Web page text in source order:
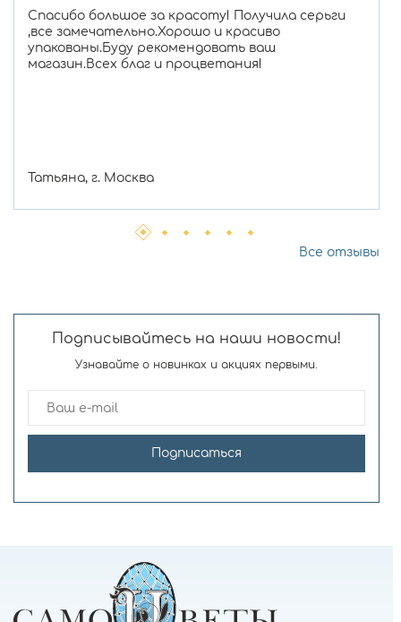
Спасибо большое за красоту! Получила серьги
,все замечательно.Хорошо и красиво
упакованы.Буду рекомендовать ваш
магазин.Всех благ и процветания!
Татьяна, г. Москва
Все отзывы
Подписывайтесь на наши новости!
Узнавайте о новинках и акциях первыми.
Подписаться